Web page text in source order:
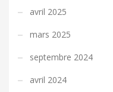
avril 2025
mars 2025
septembre 2024
avril 2024